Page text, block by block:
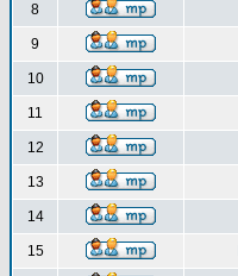
8
9
10
11
12
13
14
15